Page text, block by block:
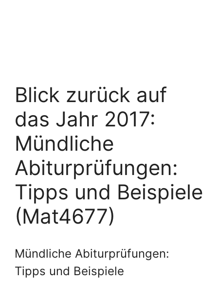
Blick zurück auf
das Jahr 2017:
Mündliche
Abiturprüfungen:
Tipps und Beispiele
(Mat4677)
Mündliche Abiturprüfungen:
Tipps und Beispiele